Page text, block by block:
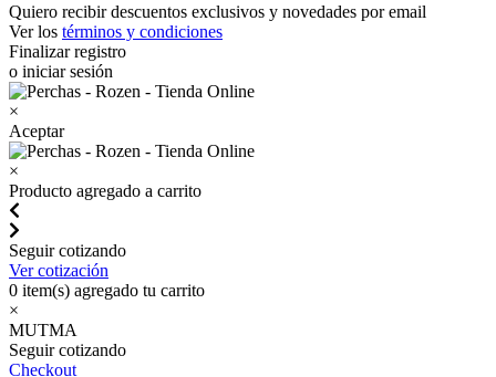
Quiero recibir descuentos exclusivos y novedades por email
Ver los términos y condiciones
Finalizar registro
o iniciar sesión
×
Aceptar
×
Producto agregado a carrito
Seguir cotizando
Ver cotización
0 item(s) agregado tu carrito
×
MUTMA
Seguir cotizando
Checkout